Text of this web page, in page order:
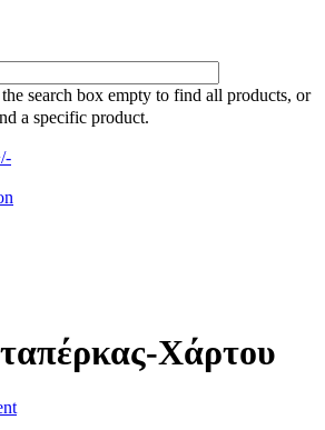
search box empty to find all products, or
a specific product.
Χάρτου